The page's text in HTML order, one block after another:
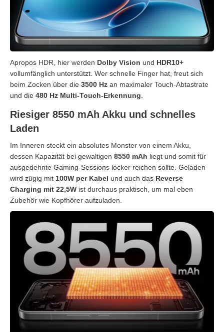
Apropos HDR, hier werden Dolby Vision und HDR10+
vollumfänglich unterstützt. Wer schnelle Finger hat, freut sich
beim Zocken über die 3500 Hz an maximaler Touch-Abtastrate
und die 480 Hz Multi-Touch-Erkennung.
Riesiger 8550 mAh Akku und schnelles
Laden
Im Inneren steckt ein absolutes Monster von einem Akku,
dessen Kapazität bei gewaltigen 8550 mAh liegt und somit für
ausgedehnte Gaming-Sessions locker reichen sollte. Geladen
wird zügig mit 100W per Kabel und auch das Reverse
Charging mit 22,5W ist durchaus praktisch, um mal eben
Zubehör wie Kopfhörer aufzuladen.